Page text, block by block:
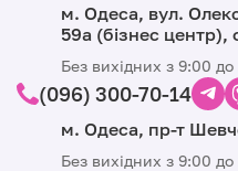
м. Одеса, вул.
59а (бізнес центр),
Без вихідних з 9:00
(096) 300-70-14
м. Одеса, пр-т
Без вихідних з 9:00